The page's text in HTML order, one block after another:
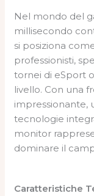
Nel mondo del
millisecondo
si posiziona
professionisti,
tornei di eSport
livello. Con una
impressionante,
tecnologie
monitor
dominare il
Caratteristiche